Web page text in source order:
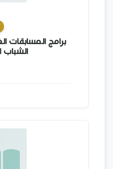
برامج المسابقات
الشباب